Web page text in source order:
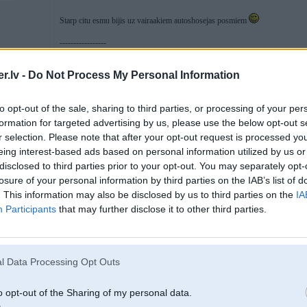
- Do Not Process My Personal Information
opt-out of the sale, sharing to third parties, or processing of your
for targeted advertising by us, please use the below opt-out
selection. Please note that after your opt-out request is processed
interest-based ads based on personal information utilized by us
to third parties prior to your opt-out. You may separately
of your personal information by third parties on the IAB’s list of
This information may also be disclosed by us to third parties on the
Participants that may further disclose it to other third parties.
Data Processing Opt Outs
opt-out of the Sharing of my personal data.
Starp citu esmu bijis uz vairaakiem autoshosejas posmiem
-----------------
05. May 2007, 23:06
2007-05-05 23:01, Rifo rakstīja:
Vareetu padomaat ka tev tas interesee
Zinu jau ka tava interese par autosportu aprobezhojas ar sporta filtra
-----------------
100.
05. May 2007, 23:07